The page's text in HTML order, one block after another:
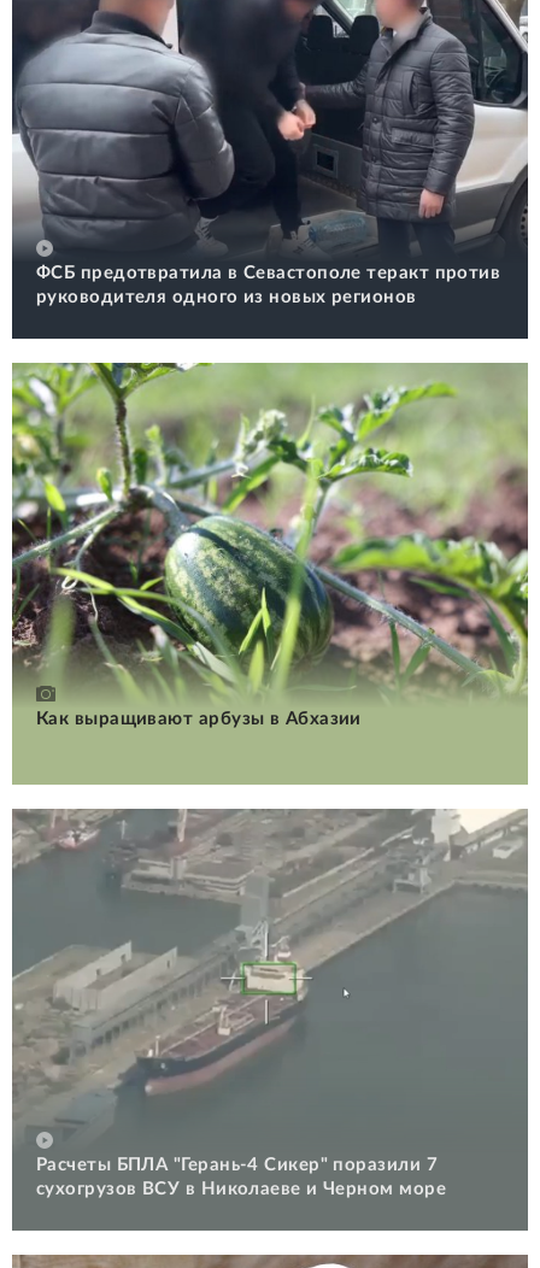
ФСБ предотвратила в Севастополе теракт против
руководителя одного из новых регионов
Как выращивают арбузы в Абхазии
Расчеты БПЛА "Герань-4 Сикер" поразили 7
сухогрузов ВСУ в Николаеве и Черном море